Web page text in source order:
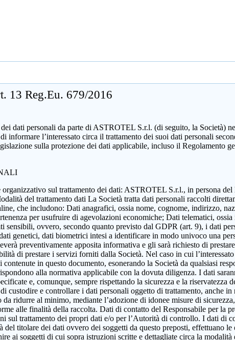
13 Reg.Eu. 679/2016
dati personali da parte di ASTROTEL S.r.l. (di seguito, la Società)
informare l’interessato circa il trattamento dei suoi dati personali
sulla protezione dei dati applicabile, incluso il Regolamento
sul trattamento dei dati: ASTROTEL S.r.l., in persona
del trattamento dati La Società tratta dati personali raccolti
che includono: Dati anagrafici, ossia nome, cognome, indirizzo,
per usufruire di agevolazioni economiche; Dati telematici,
sensibili, ovvero, secondo quanto previsto dal GDPR (art. 9), i dati
genetici, dati biometrici intesi a identificare in modo univoco una
preventivamente apposita informativa e gli sarà richiesto di
di prestare i servizi forniti dalla Società. Nel caso in cui
in questo documento, esonerando la Società da qualsiasi
alla normativa applicabile con la dovuta diligenza. I dati
e, comunque, sempre rispettando la sicurezza e la
custodire e controllare i dati personali oggetto di trattamento, anche
ridurre al minimo, mediante l’adozione di idonee misure di
alle finalità della raccolta. Dati di contatto del Responsabile per la
sul trattamento dei propri dati e/o per l’Autorità di controllo. I dati di
titolare dei dati ovvero dei soggetti da questo preposti, effettuano
ai soggetti di cui sopra istruzioni scritte e dettagliate circa la